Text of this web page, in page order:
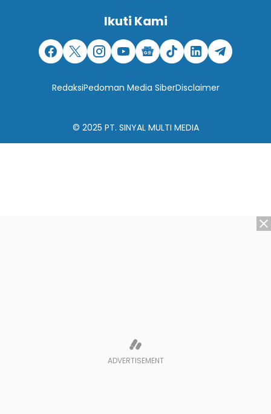
Ikuti Kami
RedaksiPedoman Media SiberDisclaimer
© 2025 PT. SINYAL MULTI MEDIA